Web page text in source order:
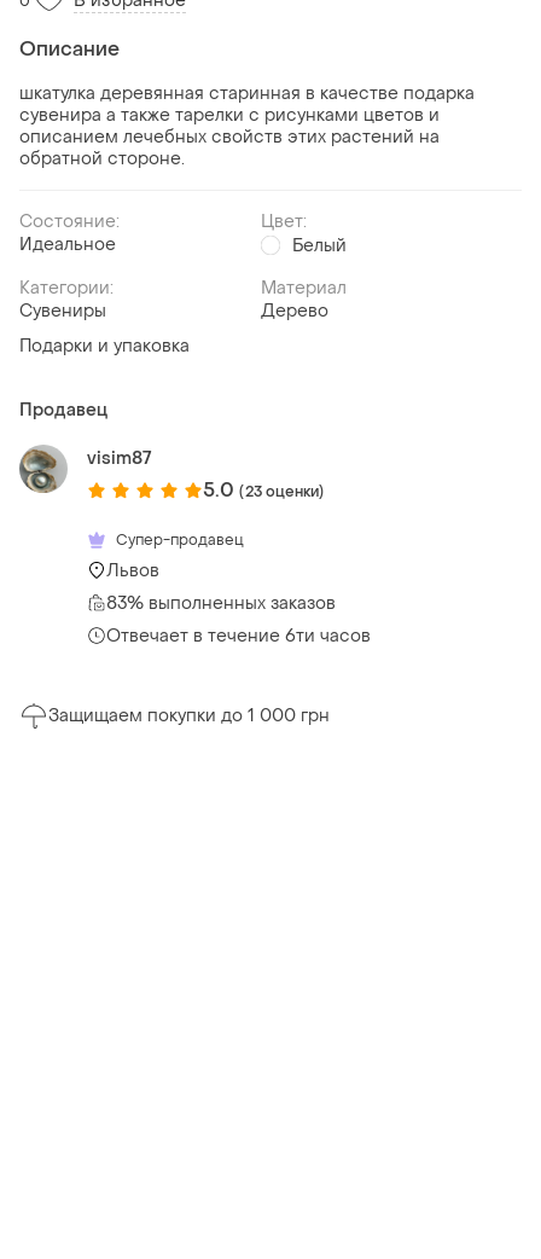
Описание
шкатулка деревянная старинная в качестве подарка
сувенира а также тарелки с рисунками цветов и
описанием лечебных свойств этих растений на
обратной стороне.
Состояние:
Идеальное
Цвет:
Белый
Категории:
Сувениры
Подарки и упаковка
Материал
Дерево
Продавец
visim87
5.0 (23 оценки)
Супер-продавец
Львов
83% выполненных заказов
Отвечает в течение 6ти часов
Защищаем покупки до 1 000 грн